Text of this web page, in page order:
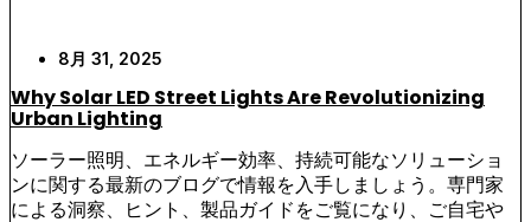
8月 31, 2025
Why Solar LED Street Lights Are Revolutionizing
Urban Lighting
ソーラー照明、エネルギー効率、持続可能なソリューショ
ンに関する最新のブログで情報を入手しましょう。専門家
による洞察、ヒント、製品ガイドをご覧になり、ご自宅や